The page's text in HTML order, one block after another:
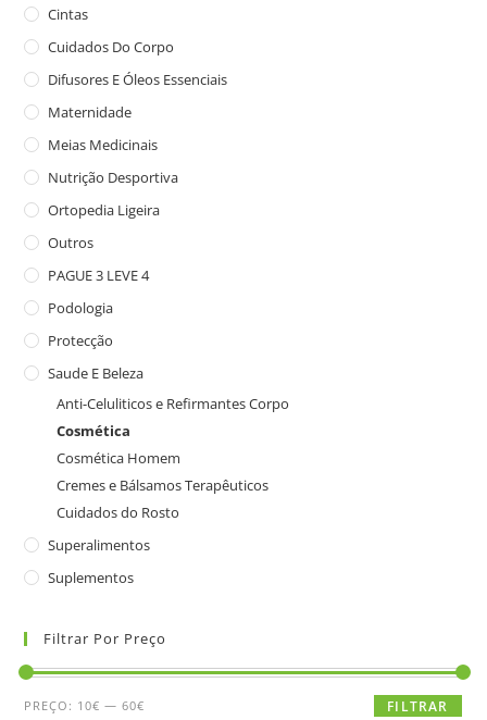
Cintas
Cuidados Do Corpo
Difusores E Óleos Essenciais
Maternidade
Meias Medicinais
Nutrição Desportiva
Ortopedia Ligeira
Outros
PAGUE 3 LEVE 4
Podologia
Protecção
Saude E Beleza
Anti-Celuliticos e Refirmantes Corpo
Cosmética
Cosmética Homem
Cremes e Bálsamos Terapêuticos
Cuidados do Rosto
Superalimentos
Suplementos
Filtrar Por Preço
FILTRAR
PREÇO: 10€ —60€